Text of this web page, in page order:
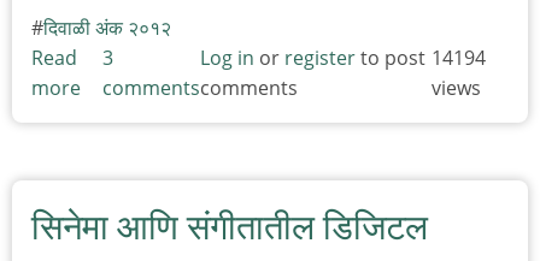
दिवाळी अंक २०१२
Read
more about
माध्यमांचा
नकाशा
3
comments
Log in or registerto post
comments
14194
views
सिनेमा आणि संगीतातील डिजिटल